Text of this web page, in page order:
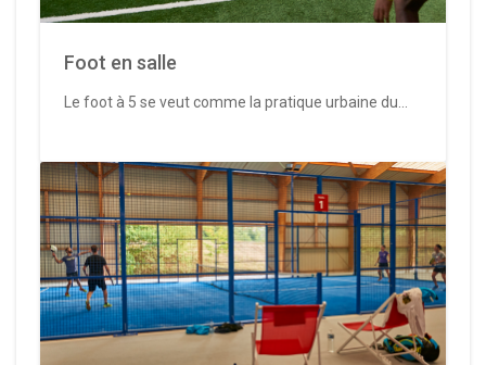
Foot en salle
Le foot à 5 se veut comme la pratique urbaine du...